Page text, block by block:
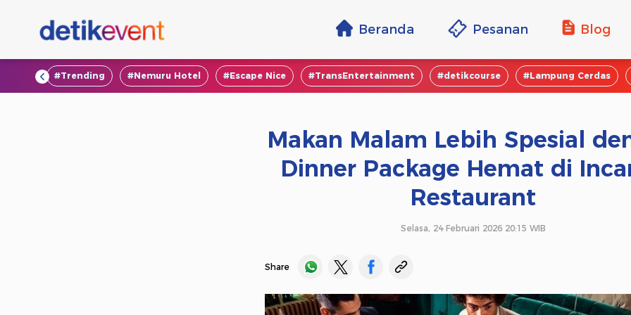
Beranda Pesanan Blog
#Trending #Nemuru Hotel #Escape Nice #TransEntertainment #detikcourse #Lampung Cerdas
Makan Malam Lebih Spesial
Dinner Package Hemat di
Restaurant
Selasa, 24 Februari 2026 20:15 WIB
Share